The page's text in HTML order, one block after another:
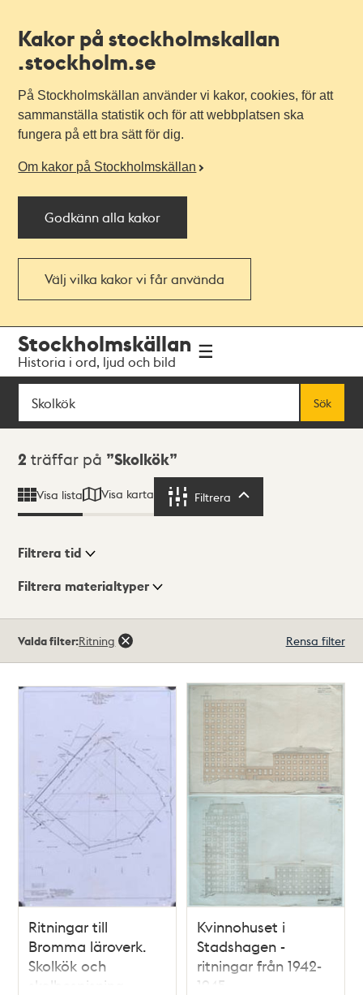
Kakor på stockholmskallan
.stockholm.se
På Stockholmskällan använder vi kakor, cookies, för att
sammanställa statistik och för att webbplatsen ska
fungera på ett bra sätt för dig.
Om kakor på Stockholmskällan
Godkänn alla kakor
Välj vilka kakor vi får använda
navigationen
huvudinnehållet
Stockholmskällan
Historia i ord, ljud och bild
Sök
Sök
Sökresultat
2 träffar på Skolkök
Visa lista Visa karta Filtrera
Visningsläge
Filtrera tid
Filtrera materialtyper
träffar
Valda filter:Ritning Rensa filter
Ritningar till
Bromma läroverk.
Skolkök och
skolbespisning
Kvinnohuset i
Stadshagen -
ritningar från 1942-
1945